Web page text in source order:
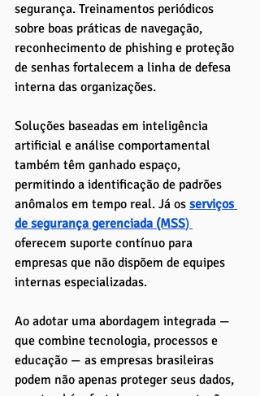
segurança. Treinamentos periódicos
sobre boas práticas de navegação,
reconhecimento de phishing e proteção
de senhas fortalecem a linha de defesa
interna das organizações.
Soluções baseadas em inteligência
artificial e análise comportamental
também têm ganhado espaço,
permitindo a identificação de padrões
anômalos em tempo real. Já os serviços
de segurança gerenciada (MSS)
oferecem suporte contínuo para
empresas que não dispõem de equipes
internas especializadas.
Ao adotar uma abordagem integrada —
que combine tecnologia, processos e
educação — as empresas brasileiras
podem não apenas proteger seus dados,